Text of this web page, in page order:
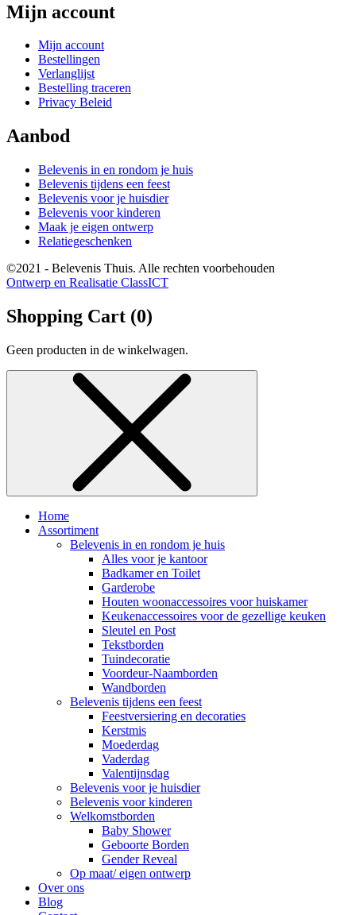
Mijn account
Mijn account
Bestellingen
Verlanglijst
Bestelling traceren
Privacy Beleid
Aanbod
Belevenis in en rondom je huis
Belevenis tijdens een feest
Belevenis voor je huisdier
Belevenis voor kinderen
Maak je eigen ontwerp
Relatiegeschenken
©2021 - Belevenis Thuis. Alle rechten voorbehouden
Ontwerp en Realisatie ClassICT
Shopping Cart (0)
Geen producten in de winkelwagen.
Home
Assortiment
Belevenis in en rondom je huis
Alles voor je kantoor
Badkamer en Toilet
Garderobe
Houten woonaccessoires voor huiskamer
Keukenaccessoires voor de gezellige keuken
Sleutel en Post
Tekstborden
Tuindecoratie
Voordeur-Naamborden
Wandborden
Belevenis tijdens een feest
Feestversiering en decoraties
Kerstmis
Moederdag
Vaderdag
Valentijnsdag
Belevenis voor je huisdier
Belevenis voor kinderen
Welkomstborden
Baby Shower
Geboorte Borden
Gender Reveal
Op maat/ eigen ontwerp
Over ons
Blog